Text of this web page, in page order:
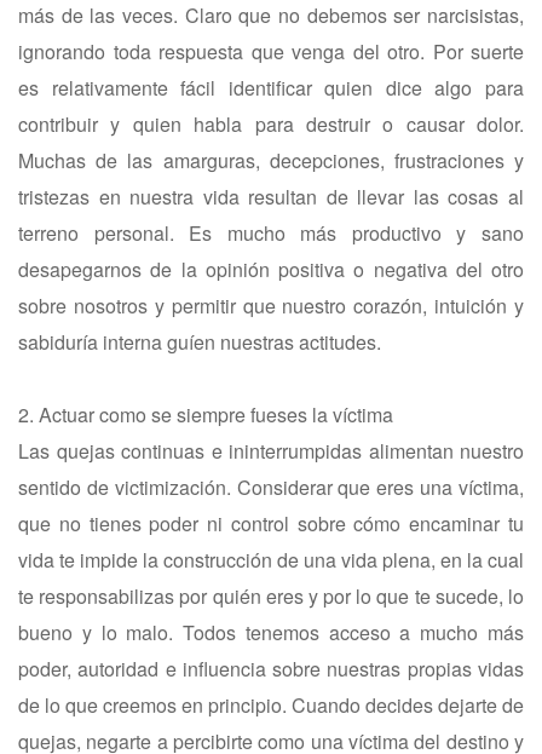
más de las veces. Claro que no debemos ser narcisistas,
ignorando toda respuesta que venga del otro. Por suerte
es relativamente fácil identificar quien dice algo para
contribuir y quien habla para destruir o causar dolor.
Muchas de las amarguras, decepciones, frustraciones y
tristezas en nuestra vida resultan de llevar las cosas al
terreno personal. Es mucho más productivo y sano
desapegarnos de la opinión positiva o negativa del otro
sobre nosotros y permitir que nuestro corazón, intuición y
sabiduría interna guíen nuestras actitudes.
2. Actuar como se siempre fueses la víctima
Las quejas continuas e ininterrumpidas alimentan nuestro
sentido de victimización. Considerar que eres una víctima,
que no tienes poder ni control sobre cómo encaminar tu
vida te impide la construcción de una vida plena, en la cual
te responsabilizas por quién eres y por lo que te sucede, lo
bueno y lo malo. Todos tenemos acceso a mucho más
poder, autoridad e influencia sobre nuestras propias vidas
de lo que creemos en principio. Cuando decides dejarte de
quejas, negarte a percibirte como una víctima del destino y